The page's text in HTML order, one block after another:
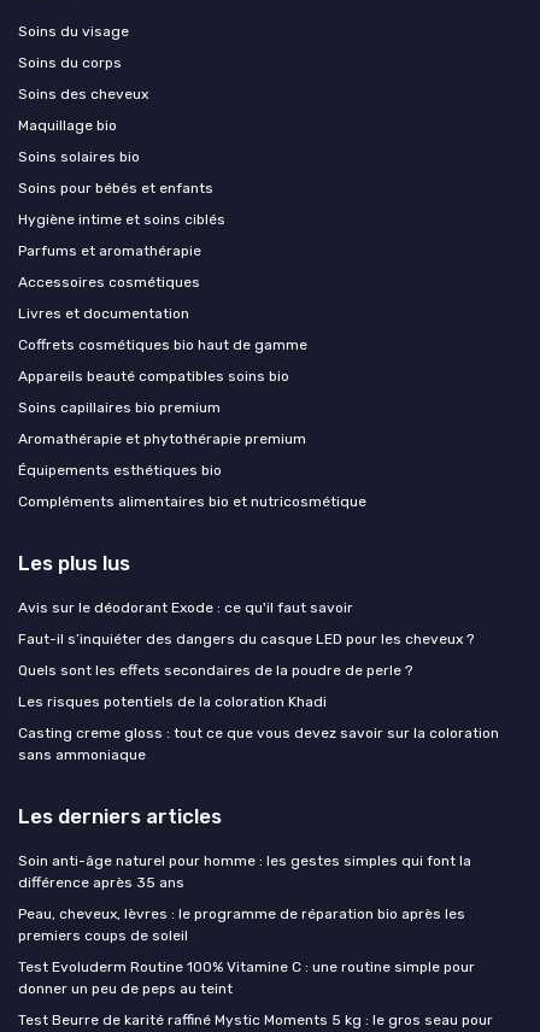
Soins du visage
Soins du corps
Soins des cheveux
Maquillage bio
Soins solaires bio
Soins pour bébés et enfants
Hygiène intime et soins ciblés
Parfums et aromathérapie
Accessoires cosmétiques
Livres et documentation
Coffrets cosmétiques bio haut de gamme
Appareils beauté compatibles soins bio
Soins capillaires bio premium
Aromathérapie et phytothérapie premium
Équipements esthétiques bio
Compléments alimentaires bio et nutricosmétique
Les plus lus
Avis sur le déodorant Exode : ce qu'il faut savoir
Faut-il s’inquiéter des dangers du casque LED pour les cheveux ?
Quels sont les effets secondaires de la poudre de perle ?
Les risques potentiels de la coloration Khadi
Casting creme gloss : tout ce que vous devez savoir sur la coloration
sans ammoniaque
Les derniers articles
Soin anti-âge naturel pour homme : les gestes simples qui font la
différence après 35 ans
Peau, cheveux, lèvres : le programme de réparation bio après les
premiers coups de soleil
Test Evoluderm Routine 100% Vitamine C : une routine simple pour
donner un peu de peps au teint
Test Beurre de karité raffiné Mystic Moments 5 kg : le gros seau pour